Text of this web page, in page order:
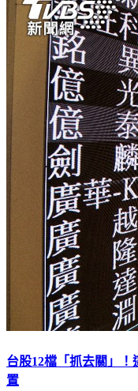
台股12檔「抓去關」
置